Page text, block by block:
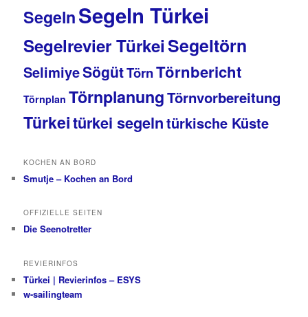
SegelnSegeln Türkei
Segelrevier TürkeiSegeltörn
SelimiyeSögütTörnTörnbericht
Törnplan TörnplanungTörnvorbereitung
Türkeitürkei segelntürkische Küste
KOCHEN AN BORD
Smutje – Kochen an Bord
OFFIZIELLE SEITEN
Die Seenotretter
REVIERINFOS
Türkei | Revierinfos – ESYS
w-sailingteam